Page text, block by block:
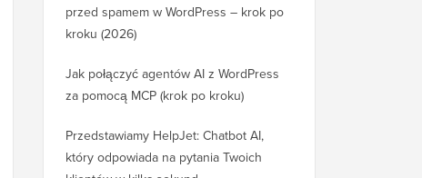
przed spamem w WordPress – krok po
kroku (2026)
Jak połączyć agentów AI z WordPress
za pomocą MCP (krok po kroku)
Przedstawiamy HelpJet: Chatbot AI,
który odpowiada na pytania Twoich